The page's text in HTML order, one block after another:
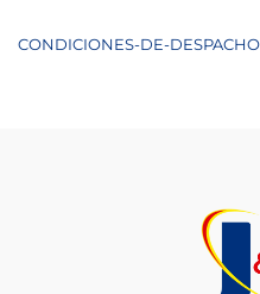
CONDICIONES-DE-DESPACHO